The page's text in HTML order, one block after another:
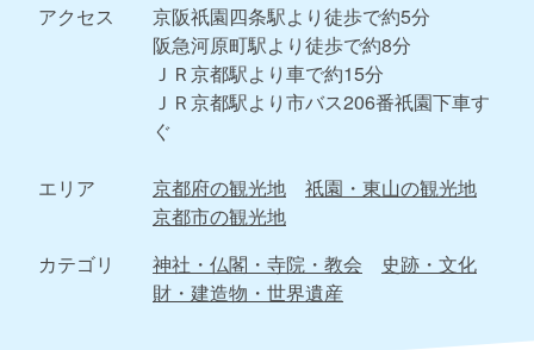
アクセス
京阪祇園四条駅より徒歩で約5分
阪急河原町駅より徒歩で約8分
ＪＲ京都駅より車で約15分
ＪＲ京都駅より市バス206番祇園下車す
ぐ
エリア 京都府の観光地
祇園・東山の観光地
京都市の観光地
カテゴリ
神社・仏閣・寺院・教会
史跡・文化
財・建造物・世界遺産